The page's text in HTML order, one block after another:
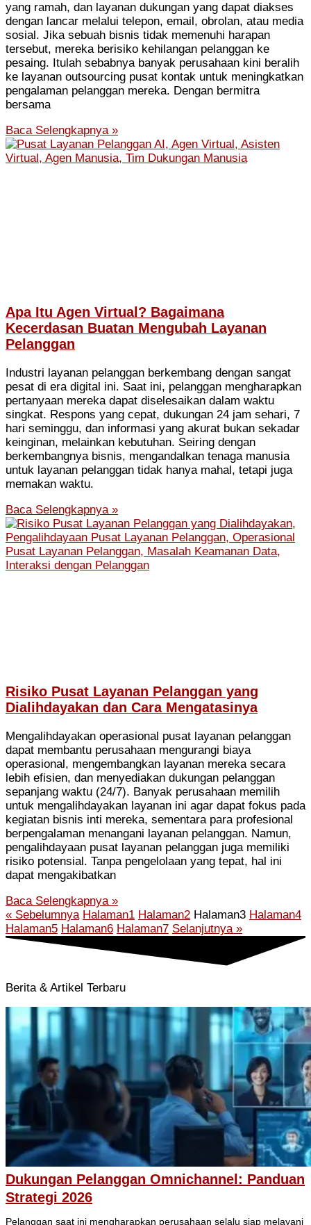
yang ramah, dan layanan dukungan yang dapat diakses
dengan lancar melalui telepon, email, obrolan, atau media
sosial. Jika sebuah bisnis tidak memenuhi harapan
tersebut, mereka berisiko kehilangan pelanggan ke
pesaing. Itulah sebabnya banyak perusahaan kini beralih
ke layanan outsourcing pusat kontak untuk meningkatkan
pengalaman pelanggan mereka. Dengan bermitra
bersama
Baca Selengkapnya »
Apa Itu Agen Virtual? Bagaimana
Kecerdasan Buatan Mengubah Layanan
Pelanggan
Industri layanan pelanggan berkembang dengan sangat
pesat di era digital ini. Saat ini, pelanggan mengharapkan
pertanyaan mereka dapat diselesaikan dalam waktu
singkat. Respons yang cepat, dukungan 24 jam sehari, 7
hari seminggu, dan informasi yang akurat bukan sekadar
keinginan, melainkan kebutuhan. Seiring dengan
berkembangnya bisnis, mengandalkan tenaga manusia
untuk layanan pelanggan tidak hanya mahal, tetapi juga
memakan waktu.
Baca Selengkapnya »
Risiko Pusat Layanan Pelanggan yang
Dialihdayakan dan Cara Mengatasinya
Mengalihdayakan operasional pusat layanan pelanggan
dapat membantu perusahaan mengurangi biaya
operasional, mengembangkan layanan mereka secara
lebih efisien, dan menyediakan dukungan pelanggan
sepanjang waktu (24/7). Banyak perusahaan memilih
untuk mengalihdayakan layanan ini agar dapat fokus pada
kegiatan bisnis inti mereka, sementara para profesional
berpengalaman menangani layanan pelanggan. Namun,
pengalihdayaan pusat layanan pelanggan juga memiliki
risiko potensial. Tanpa pengelolaan yang tepat, hal ini
dapat mengakibatkan
Baca Selengkapnya »
« Sebelumnya Halaman1 Halaman2 Halaman3 Halaman4
Halaman5 Halaman6 Halaman7 Selanjutnya »
Berita & Artikel Terbaru
Dukungan Pelanggan Omnichannel: Panduan
Strategi 2026
Pelanggan saat ini mengharapkan perusahaan selalu siap melayani